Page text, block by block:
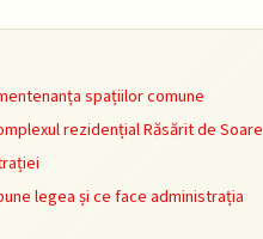
spațiilor comune
rezidențial Răsărit de Soare
legea și ce face administrația